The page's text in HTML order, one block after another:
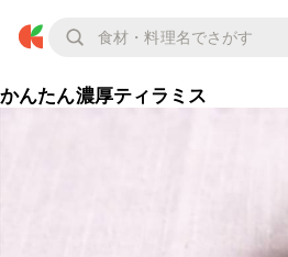
かんたん濃厚ティラミス